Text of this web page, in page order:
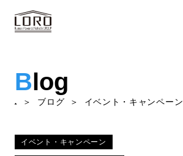
Blog
ブログ イベント・キャンペーン
イベント・キャンペーン